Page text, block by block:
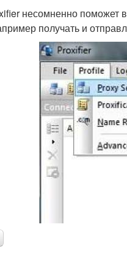
несомненно поможет
получать и